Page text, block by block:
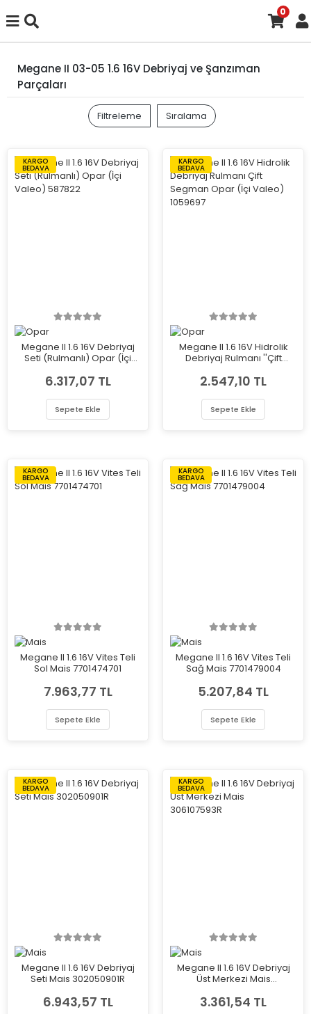
0
Megane II 03-05 1.6 16V Debriyaj ve Şanzıman
Parçaları
Filtreleme Sıralama
KARGO
BEDAVA
Megane II 1.6 16V Debriyaj
Seti (Rulmanlı) Opar (İçi
6.317,07 TL
Sepete Ekle
KARGO
BEDAVA
Megane II 1.6 16V Hidrolik
Debriyaj Rulmanı ''Çift
1059697
2.547,10 TL
Sepete Ekle
KARGO
BEDAVA
Megane II 1.6 16V Vites Teli
Sol Mais 7701474701
7.963,77 TL
Sepete Ekle
KARGO
BEDAVA
Megane II 1.6 16V Vites Teli
Sağ Mais 7701479004
5.207,84 TL
Sepete Ekle
KARGO
BEDAVA
Megane II 1.6 16V Debriyaj
Seti Mais 302050901R
6.943,57 TL
KARGO
BEDAVA
Megane II 1.6 16V Debriyaj
Üst Merkezi Mais
3.361,54 TL